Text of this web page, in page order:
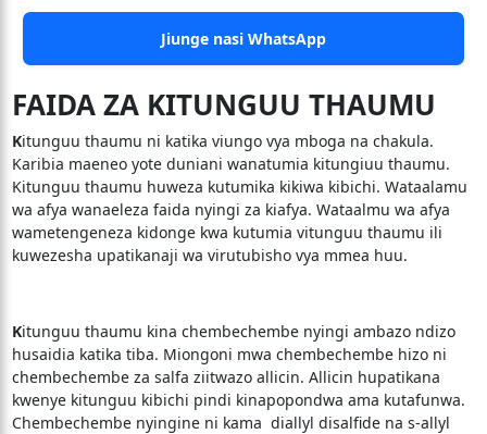
Jiunge nasi WhatsApp
FAIDA ZA KITUNGUU THAUMU
Kitunguu thaumu ni katika viungo vya mboga na chakula.
Karibia maeneo yote duniani wanatumia kitungiuu thaumu.
Kitunguu thaumu huweza kutumika kikiwa kibichi. Wataalamu
wa afya wanaeleza faida nyingi za kiafya. Wataalmu wa afya
wametengeneza kidonge kwa kutumia vitunguu thaumu ili
kuwezesha upatikanaji wa virutubisho vya mmea huu.
Kitunguu thaumu kina chembechembe nyingi ambazo ndizo
husaidia katika tiba. Miongoni mwa chembechembe hizo ni
chembechembe za salfa ziitwazo allicin. Allicin hupatikana
kwenye kitunguu kibichi pindi kinapopondwa ama kutafunwa.
Chembechembe nyingine ni kama diallyl disalfide na s-allyl